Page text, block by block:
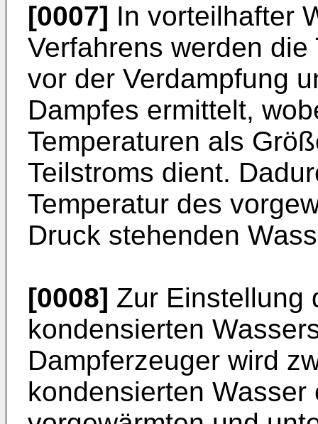
[0007] In vorteilhafter
Verfahrens werden
vor der Verdampfung
Dampfes ermittelt,
Temperaturen als
Teilstroms dient.
Temperatur des
Druck stehenden
[0008] Zur Einstellung
kondensierten
Dampferzeuger wird
kondensierten Wasser